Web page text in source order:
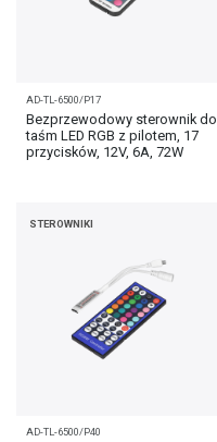
AD-TL-6500/P17
Bezprzewodowy sterownik do
taśm LED RGB z pilotem, 17
przycisków, 12V, 6A, 72W
STEROWNIKI
AD-TL-6500/P40